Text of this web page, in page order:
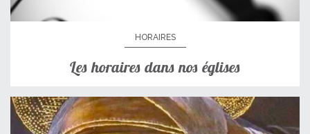
HORAIRES
Les horaires dans nos églises